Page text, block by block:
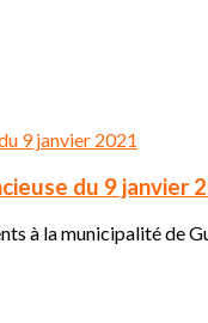
du 9 janvier
à la municipalité de